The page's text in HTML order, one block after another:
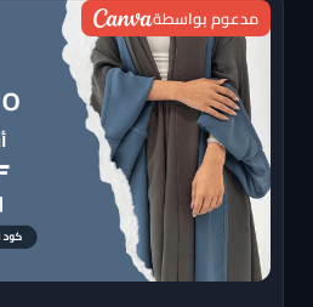
مدعوم بواسطة